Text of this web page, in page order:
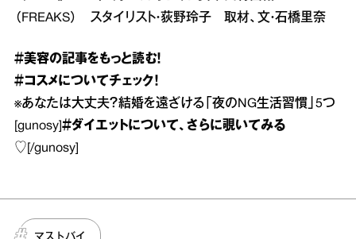
（FREAKS） スタイリスト・荻野玲子 取材、文・石橋里奈
＃美容の記事をもっと読む！
＃コスメについてチェック！
※あなたは大丈夫？結婚を遠ざける「夜のNG生活習慣」5つ
[gunosy] ＃ダイエットについて、さらに覗いてみる
♡ [/gunosy]
マストバイ